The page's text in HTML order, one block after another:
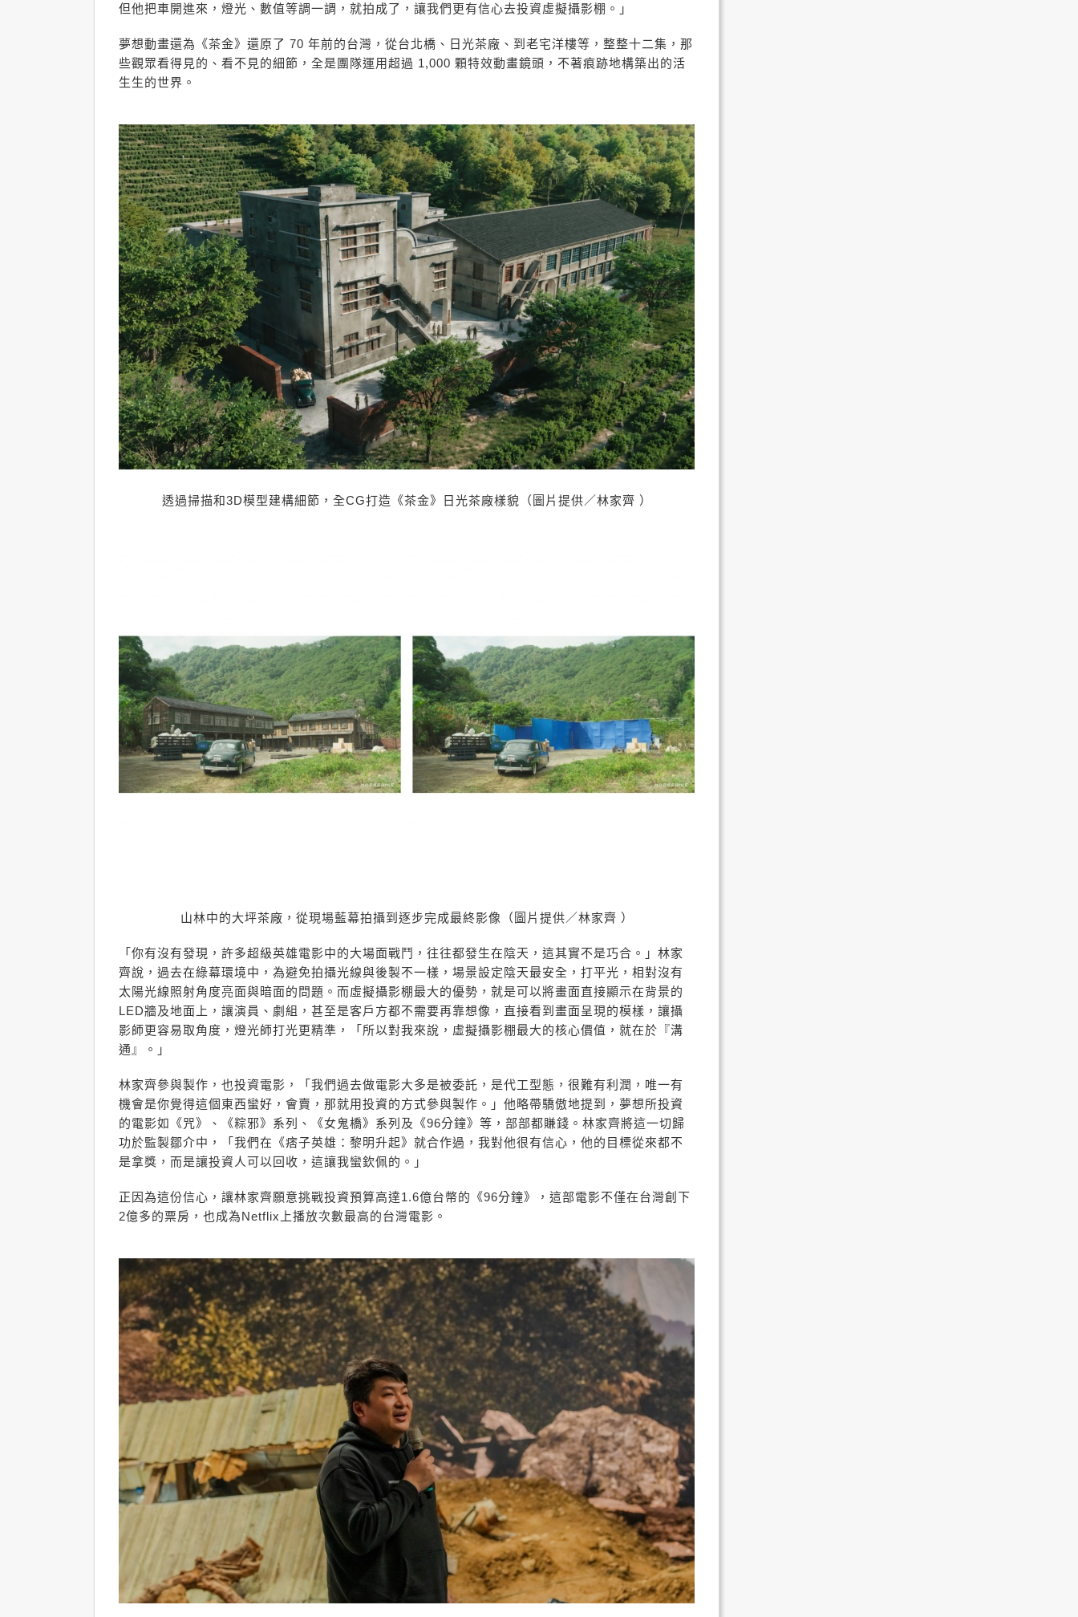
但他把車開進來，燈光、數值等調一調，就拍成了，讓我們更有信心去投資虛擬攝影棚。」
夢想動畫還為《茶金》還原了 70 年前的台灣，從台北橋、日光茶廠、到老宅洋樓等，整整十二集，那
些觀眾看得見的、看不見的細節，全是團隊運用超過 1,000 顆特效動畫鏡頭，不著痕跡地構築出的活
生生的世界。
透過掃描和3D模型建構細節，全CG打造《茶金》日光茶廠樣貌（圖片提供／林家齊 ）
山林中的大坪茶廠，從現場藍幕拍攝到逐步完成最終影像（圖片提供／林家齊 ）
「你有沒有發現，許多超級英雄電影中的大場面戰鬥，往往都發生在陰天，這其實不是巧合。」林家
齊說，過去在綠幕環境中，為避免拍攝光線與後製不一樣，場景設定陰天最安全，打平光，相對沒有
太陽光線照射角度亮面與暗面的問題。而虛擬攝影棚最大的優勢，就是可以將畫面直接顯示在背景的
LED牆及地面上，讓演員、劇組，甚至是客戶方都不需要再靠想像，直接看到畫面呈現的模樣，讓攝
影師更容易取角度，燈光師打光更精準，「所以對我來說，虛擬攝影棚最大的核心價值，就在於『溝
通』。」
林家齊參與製作，也投資電影，「我們過去做電影大多是被委託，是代工型態，很難有利潤，唯一有
機會是你覺得這個東西蠻好，會賣，那就用投資的方式參與製作。」他略帶驕傲地提到，夢想所投資
的電影如《咒》、《粽邪》系列、《女鬼橋》系列及《96分鐘》等，部部都賺錢。林家齊將這一切歸
功於監製鄒介中，「我們在《痞子英雄：黎明升起》就合作過，我對他很有信心，他的目標從來都不
是拿獎，而是讓投資人可以回收，這讓我蠻欽佩的。」
正因為這份信心，讓林家齊願意挑戰投資預算高達1.6億台幣的《96分鐘》，這部電影不僅在台灣創下
2億多的票房，也成為Netflix上播放次數最高的台灣電影。